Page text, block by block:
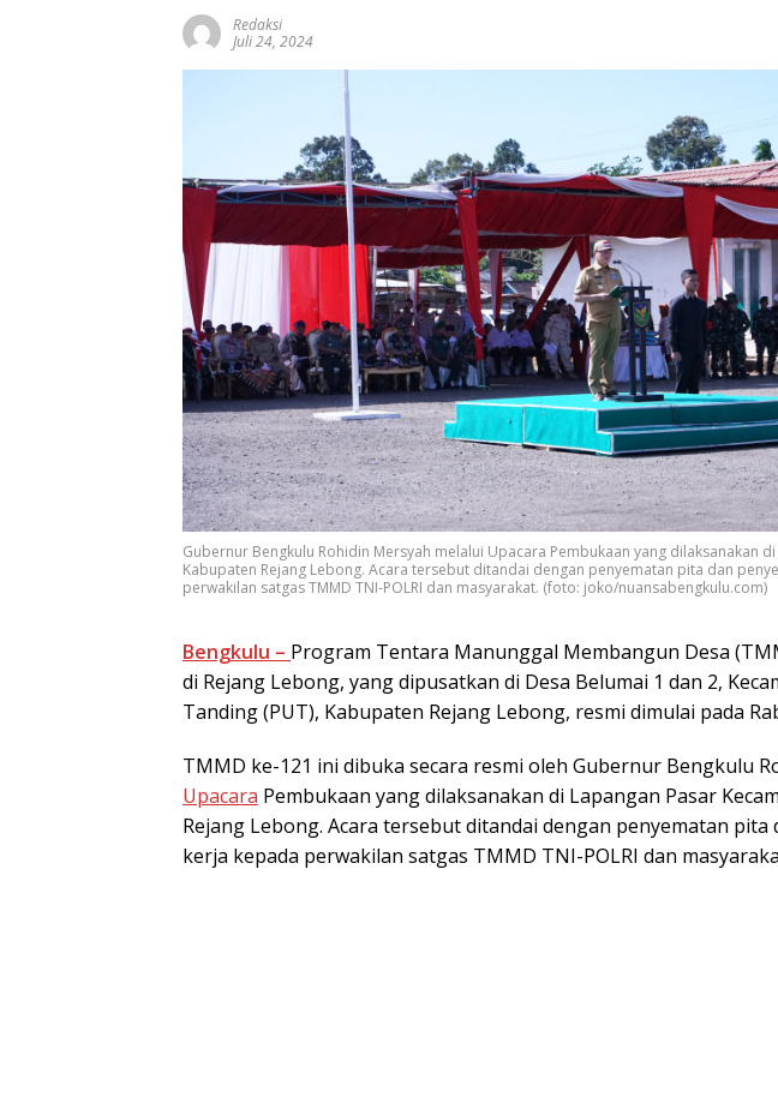
Redaksi
Juli 24, 2024
Gubernur Bengkulu Rohidin Mersyah melalui Upacara Pembukaan yang dilaksanakan
Kabupaten Rejang Lebong. Acara tersebut ditandai dengan penyematan pita dan
perwakilan satgas TMMD TNI-POLRI dan masyarakat. (foto: joko/nuansabengkulu.com)
Bengkulu – Program Tentara Manunggal Membangun Desa
di Rejang Lebong, yang dipusatkan di Desa Belumai 1 dan 2,
Tanding (PUT), Kabupaten Rejang Lebong, resmi dimulai pada
TMMD ke-121 ini dibuka secara resmi oleh Gubernur Bengkulu
Upacara Pembukaan yang dilaksanakan di Lapangan Pasar
Rejang Lebong. Acara tersebut ditandai dengan penyematan pita
kerja kepada perwakilan satgas TMMD TNI-POLRI dan